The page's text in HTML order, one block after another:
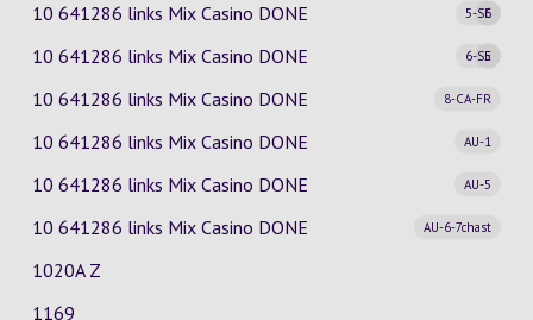
10 641286 links Mix Casino
5-SE
6
DONE
10 641286 links Mix Casino
6-SE
5
DONE
10 641286 links Mix Casino
8-CA-FR
DONE
10 641286 links Mix Casino
AU-1
DONE
10 641286 links Mix Casino
AU-5
DONE
10 641286 links Mix Casino
AU-6-7chast
DONE
1020A Z
1169